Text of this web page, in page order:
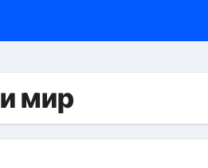
для освоения актуальных
от проектной
мир